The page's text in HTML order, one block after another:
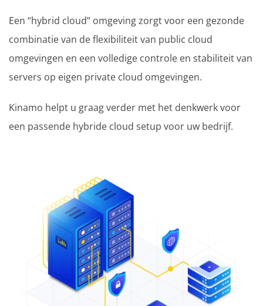
Een “hybrid cloud” omgeving zorgt voor een gezonde
combinatie van de flexibiliteit van public cloud
omgevingen en een volledige controle en stabiliteit van
servers op eigen private cloud omgevingen.
Kinamo helpt u graag verder met het denkwerk voor
een passende hybride cloud setup voor uw bedrijf.